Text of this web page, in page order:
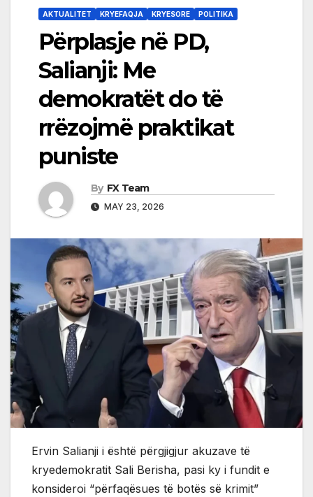
AKTUALITET KRYEFAQJA KRYESORE POLITIKA
Përplasje në PD,
Salianji: Me
demokratët do të
rrëzojmë praktikat
puniste
By FX Team
MAY 23, 2026
Ervin Salianji i është përgjigjur akuzave të
kryedemokratit Sali Berisha, pasi ky i fundit e
konsideroi “përfaqësues të botës së krimit”